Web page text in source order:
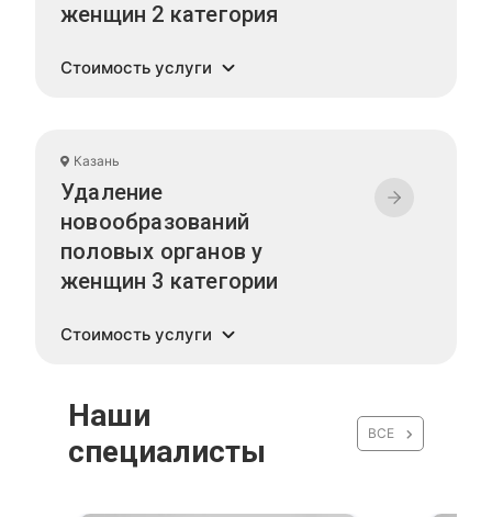
женщин 2 категория
Стоимость услуги
Казань
Удаление
новообразований
половых органов у
женщин 3 категории
Стоимость услуги
Наши
специалисты
ВСЕ